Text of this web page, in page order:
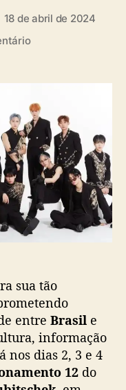
18 de abril de 2024
e
e
g
u
n
e
d
i
ç
ã
o
K
-
e
s
t
sua tão
entre Brasil e
informação
nos dias 2, 3 e 4
12 do